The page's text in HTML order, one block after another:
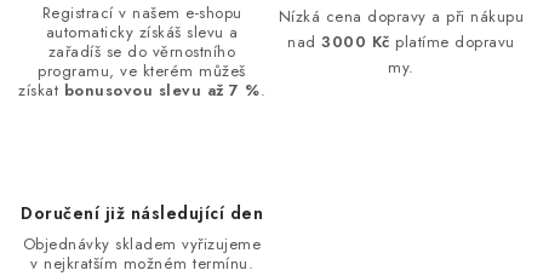
Registrací v našem e-shopu
automaticky získáš slevu a
zařadíš se do věrnostního
programu, ve kterém můžeš
získat bonusovou slevu až 7 %.
Nízká cena dopravy a při nákupu
nad3000 Kč platíme dopravu
my.
Doručení již následující den
Objednávky skladem vyřizujeme
v nejkratším možném termínu.